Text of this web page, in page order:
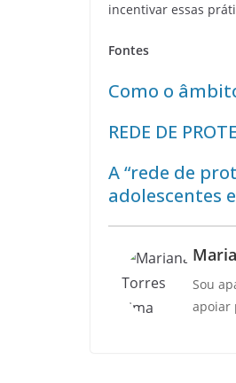
incentivar essas
Fontes
Como o
REDE DE
A “rede de
adolescentes
Sou
apoiar